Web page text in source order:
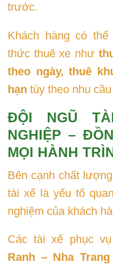
trước.
Khách hàng có
thức thuê xe như
theo ngày, thuê
hạn tùy theo nhu
ĐỘI NGŨ
NGHIỆP –
MỌI HÀNH
Bên cạnh chất
tài xế là yếu tố
nghiệm của khách
Các tài xế phục
Ranh – Nha Trang